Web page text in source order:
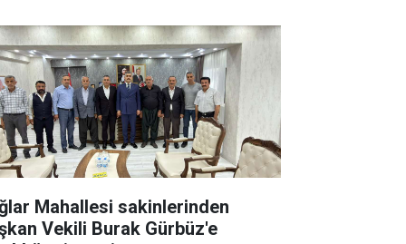
Mahallesi sakinlerinden
Vekili Burak Gürbüz'e